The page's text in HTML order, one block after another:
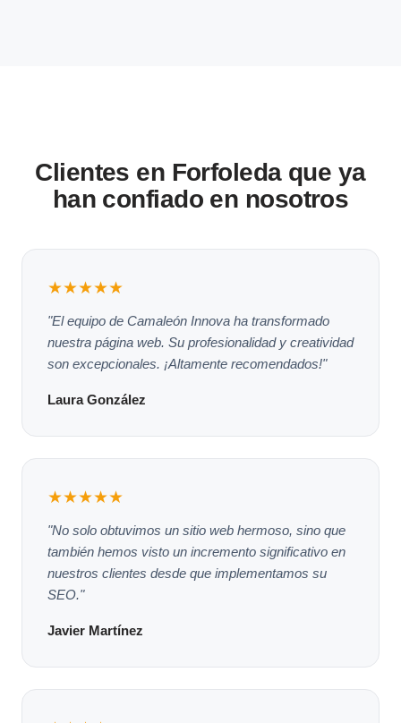
Clientes en Forfoleda que ya
han confiado en nosotros
★★★★★
"El equipo de Camaleón Innova ha transformado
nuestra página web. Su profesionalidad y creatividad
son excepcionales. ¡Altamente recomendados!"
Laura González
★★★★★
"No solo obtuvimos un sitio web hermoso, sino que
también hemos visto un incremento significativo en
nuestros clientes desde que implementamos su
SEO."
Javier Martínez